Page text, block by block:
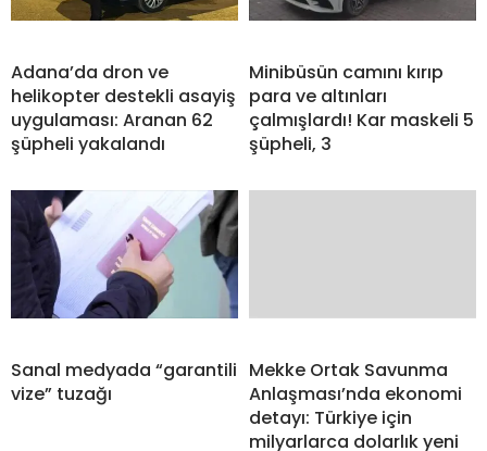
Adana’da dron ve
helikopter destekli asayiş
uygulaması: Aranan 62
şüpheli yakalandı
Minibüsün camını kırıp
para ve altınları
çalmışlardı! Kar maskeli 5
şüpheli, 3
Sanal medyada “garantili
vize” tuzağı
Mekke Ortak Savunma
Anlaşması’nda ekonomi
detayı: Türkiye için
milyarlarca dolarlık yeni